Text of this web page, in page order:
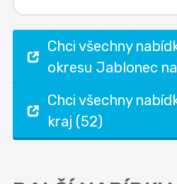
Chci všechny
okresu Jablonec
Chci všechny
kraj (52)